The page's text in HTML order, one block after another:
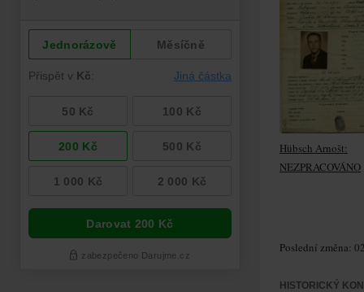
Hübsch Arnošt:
NEZPRACOVÁNO
Poslední změna:
HISTORICKÝ